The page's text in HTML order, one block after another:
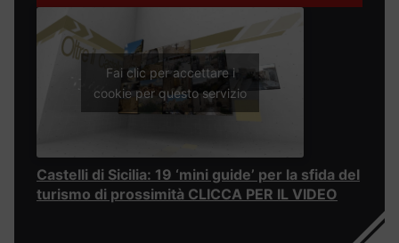
Fai clic per accettare i
cookie per questo servizio
Castelli di Sicilia: 19 ‘mini guide’ per la sfida del
turismo di prossimità CLICCA PER IL VIDEO